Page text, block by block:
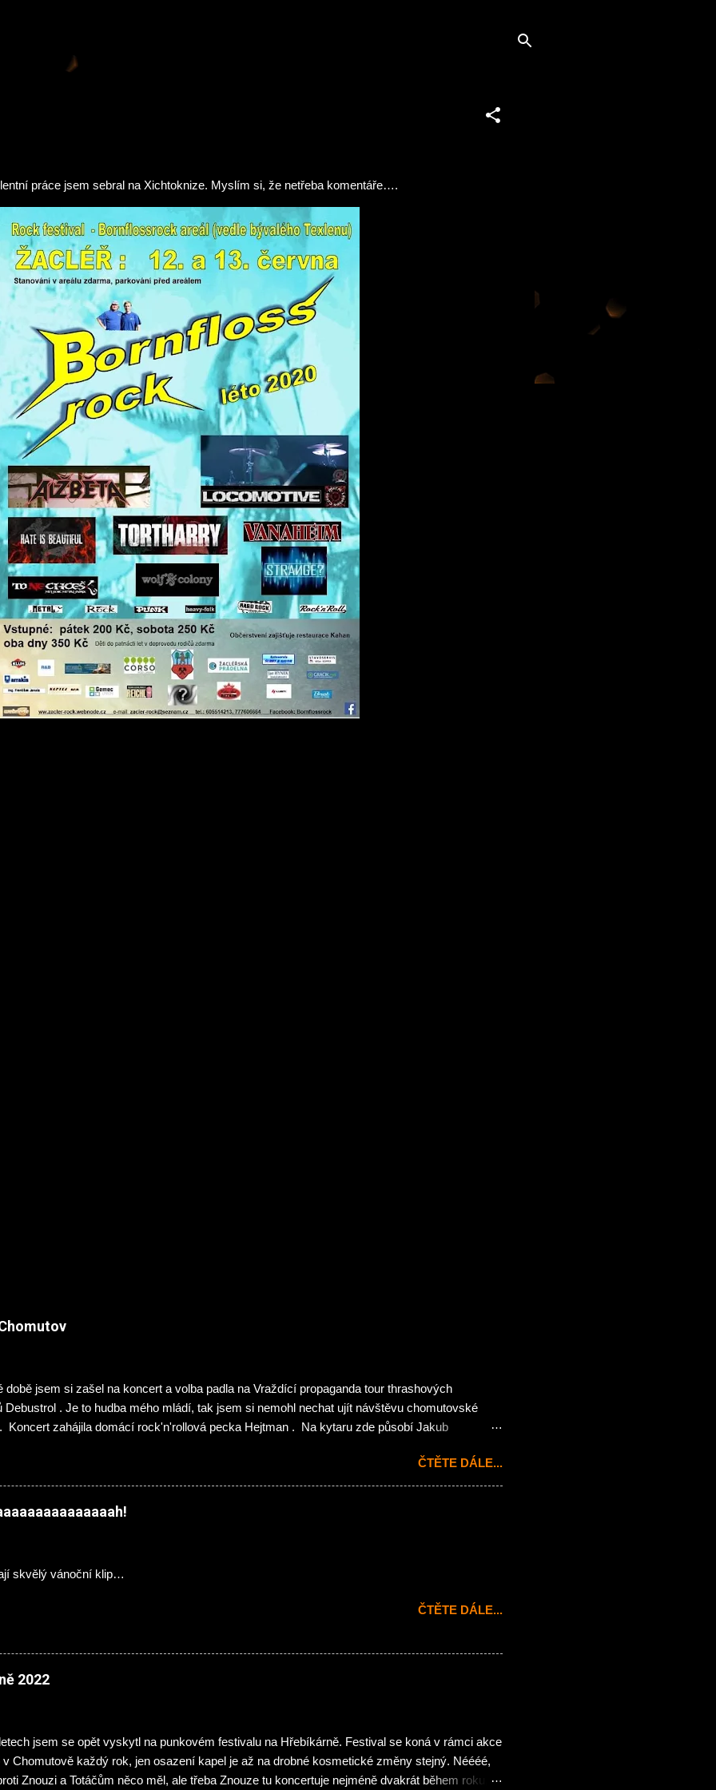
práce jsem sebral na Xichtoknize. Myslím si, že netřeba komentáře….
době jsem si zašel na koncert a volba padla na Vraždící propaganda tour thrashových
Debustrol . Je to hudba mého mládí, tak jsem si nemohl nechat ujít návštěvu chomutovské
Koncert zahájila domácí rock'n'rollová pecka Hejtman . Na kytaru zde působí Jakub
i v našlapané kapele InVeins . Abych klukům udělal menší neplacenou propagaci tak
působí bývalý členové dnes již pohřbených Victims - kytaristé Broňa a Standa, basák
pak Tomáš Hospodka. Třetího listopadu se poprvé představí veřejnosti na pódiu v
music klubu. Hudba Hejtman a je divoká jízda podobná s trochou nadsázky a
očima ostravským divochům Malignant Tumour v dobrém slova smyslu 😉 Jasně
ČTĚTE DÁLE...
skvělý vánoční klip…
ČTĚTE DÁLE...
2022
jsem se opět vyskytl na punkovém festivalu na Hřebíkárně. Festival se koná v rámci akce
v Chomutově každý rok, jen osazení kapel je až na drobné kosmetické změny stejný. Néééé,
Znouzi a Totáčům něco měl, ale třeba Znouze tu koncertuje nejméně dvakrát během roku,